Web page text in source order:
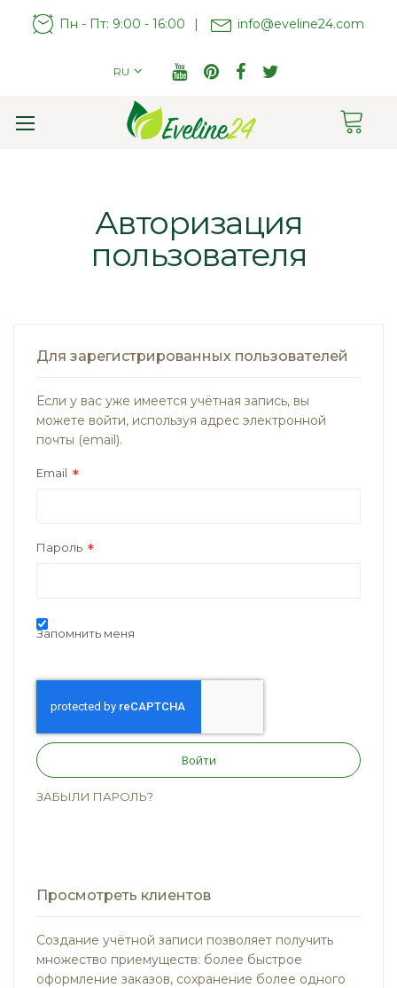
Пн - Пт: 9:00 - 16:00 | info@eveline24.com
RU
Авторизация
пользователя
Для зарегистрированных пользователей
Если у вас уже имеется учётная запись, вы
можете войти, используя адрес электронной
почты (email).
Email
Пароль
Запомнить меня
Войти
ЗАБЫЛИ ПАРОЛЬ?
Просмотреть клиентов
Создание учётной записи позволяет получить
множество приемуществ: более быстрое
оформление заказов, сохранение более одного